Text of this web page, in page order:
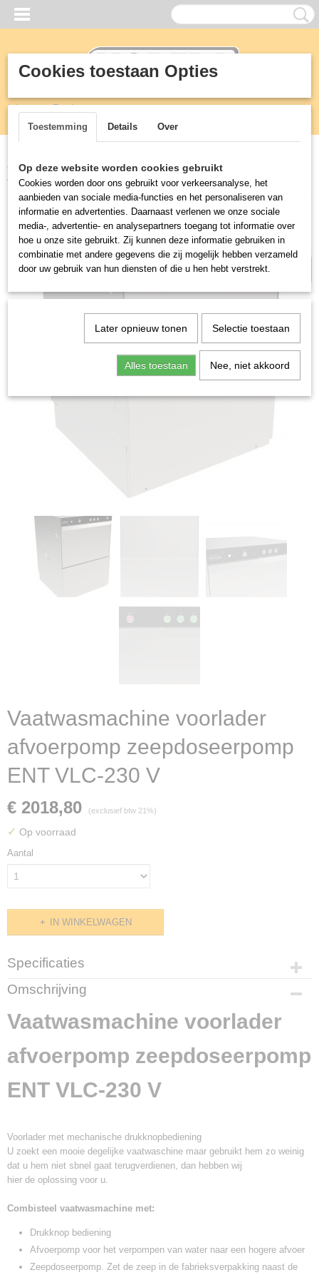
Inloggen Registreren
(0)
Home >Horeca>Vaatwasmachines> Vaatwasmachine voorlader
afvoerpomp zeepdoseerpomp ENT VLC-230 V
230V+pomp+zeep
Vaatwasmachine voorlader
afvoerpomp zeepdoseerpomp
ENT VLC-230 V
€ 2018,80 (exclusief btw 21%)
✓ Op voorraad
Aantal
IN WINKELWAGEN
Specificaties
Productcode
Omschrijving
Vaatwasmachine voorlader
afvoerpomp zeepdoseerpomp
ENT VLC-230 V
Voorlader met mechanische drukknopbediening
U zoekt een mooie degelijke vaatwaschine maar gebruikt hem zo weinig
dat u hem niet sbnel gaat terugverdienen, dan hebben wij
hier de oplossing voor u.
Combisteel vaatwasmachine met:
Drukknop bediening
Afvoerpomp voor het verpompen van water naar een hogere afvoer
Zeepdoseerpomp. Zet de zeep in de fabrieksverpakking naast de
Cookies toestaan Opties
Toestemming Details Over
Op deze website worden cookies gebruikt
Cookies worden door ons gebruikt voor verkeersanalyse, het
aanbieden van sociale media-functies en het personaliseren van
informatie en advertenties. Daarnaast verlenen we onze sociale
media-, advertentie- en analysepartners toegang tot informatie over
hoe u onze site gebruikt. Zij kunnen deze informatie gebruiken in
combinatie met andere gegevens die zij mogelijk hebben verzameld
door uw gebruik van hun diensten of die u hen hebt verstrekt.
Later opnieuw tonen Selectie toestaan
Alles toestaan Nee, niet akkoord